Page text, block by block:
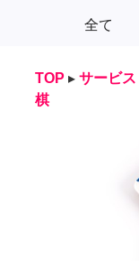
全て
TOP ▸ サービス
棋